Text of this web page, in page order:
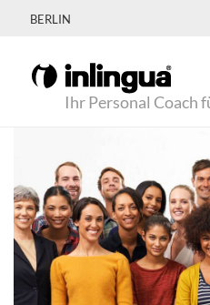
BERLIN
Ihr Personal Coach